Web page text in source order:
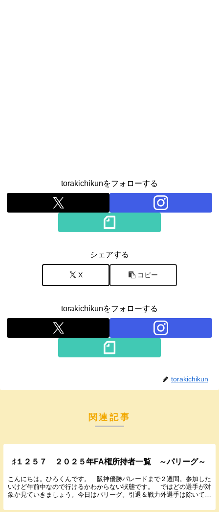
torakichikunをフォローする
シェアする
X コピー
torakichikunをフォローする
torakichikun
関連記事
♯１２５７ ２０２５年FA権所持者一覧 ～パリーグ～
こんにちは。ひろくんです。 阪神優勝パレードまで２週間。参加した
いけど午前中なので行けるかわからない状態です。 ではどの選手が対
象か見ていきましょう。今日はパリーグ。引退＆戦力外選手は除いてい